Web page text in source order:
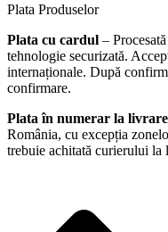
Plata Produselor
Plata cu cardul –
tehnologie securizată.
internaționale. După
confirmare.
Plata în numerar la livrare
România, cu excepția
trebuie achitată curierului la